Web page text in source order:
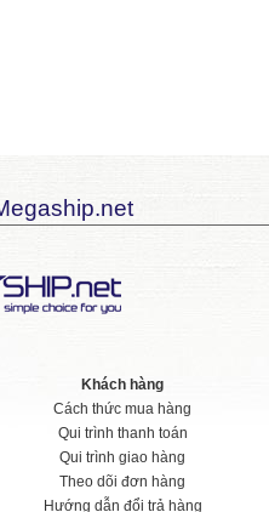
Khách hàng
Cách thức mua hàng
Qui trình thanh toán
Qui trình giao hàng
Theo dõi đơn hàng
Hướng dẫn đổi trả hàng